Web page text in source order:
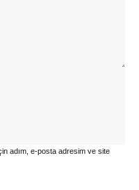
adım, e-posta adresim ve site